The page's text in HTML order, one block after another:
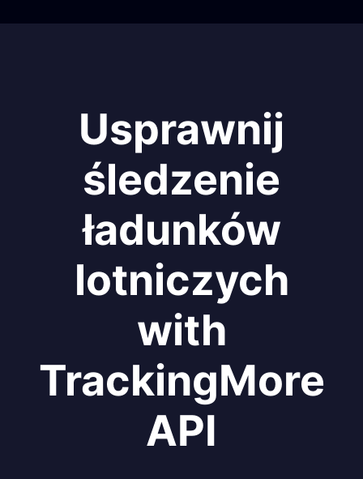
Usprawnij
śledzenie
ładunków
lotniczych
with
TrackingMore
API